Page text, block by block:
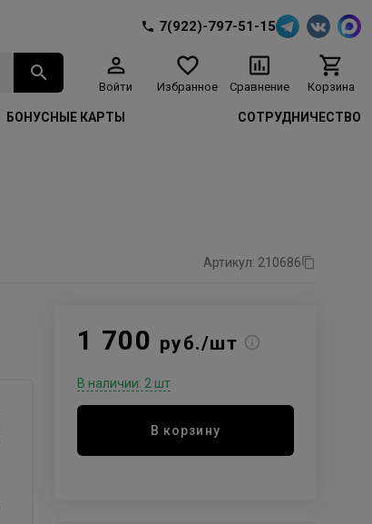
7(922)-797-51-15
Войти Избранное Сравнение Корзина
БОНУСНЫЕ КАРТЫ СОТРУДНИЧЕСТВО
Артикул: 210686
1 700 руб./шт
В наличии: 2 шт
В корзину